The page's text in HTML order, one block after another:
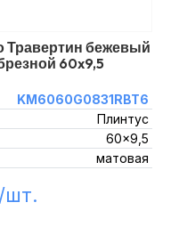
Травертин бежевый
60x9,5
KM6060G0831RBT6
Плинтус
60x9,5
матовая
шт.